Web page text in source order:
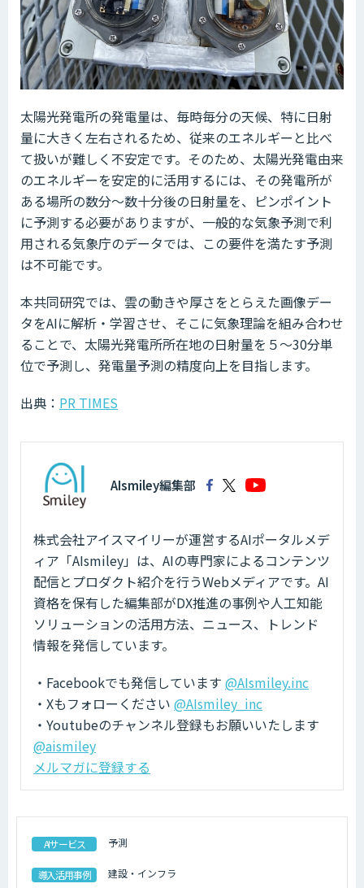
太陽光発電所の発電量は、毎時毎分の天候、特に日射
量に大きく左右されるため、従来のエネルギーと比べ
て扱いが難しく不安定です。そのため、太陽光発電由来
のエネルギーを安定的に活用するには、その発電所が
ある場所の数分～数十分後の日射量を、ピンポイント
に予測する必要がありますが、一般的な気象予測で利
用される気象庁のデータでは、この要件を満たす予測
は不可能です。
本共同研究では、雲の動きや厚さをとらえた画像デー
タをAIに解析・学習させ、そこに気象理論を組み合わせ
ることで、太陽光発電所所在地の日射量を５～30分単
位で予測し、発電量予測の精度向上を目指します。
出典： PR TIMES
AIsmiley編集部
株式会社アイスマイリーが運営するAIポータルメデ
ィア「AIsmiley」は、AIの専門家によるコンテンツ
配信とプロダクト紹介を行うWebメディアです。AI
資格を保有した編集部がDX推進の事例や人工知能
ソリューションの活用方法、ニュース、トレンド
情報を発信しています。
・Facebookでも発信しています @AIsmiley.inc
・Xもフォローください @AIsmiley_inc
・Youtubeのチャンネル登録もお願いいたします
@aismiley
メルマガに登録する
AIサービス 予測
導入活用事例 建設・インフラ